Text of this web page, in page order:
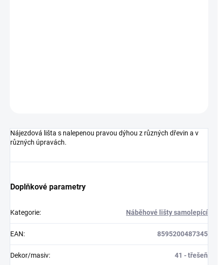
Nájezdová lišta s nalepenou pravou dýhou z různých dřevin a v
různých úpravách.
Doplňkové parametry
Kategorie: Náběhové lišty samolepící
EAN: 8595200487345
Dekor/masiv: 41 - třešeň